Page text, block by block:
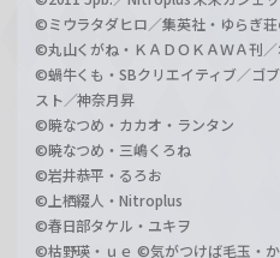
©ミウラタダヒロ／集英社・ゆらぎ
©丸山くがね・ＫＡＤＯＫＡＷＡ刊
©蝸牛くも・SBクリエイティブ／ゴ
スト／神奈月昇
©暁なつめ・カカオ・ランタン
©暁なつめ・三嶋くろね
©岩井恭平・るろお
©上栖綴人・Nitroplus
©春日部タケル・ユキヲ
©枯野瑛・ｕｅ ©気がつけば毛玉・